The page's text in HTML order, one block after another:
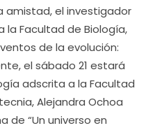
amistad, el investigador
la Facultad de Biología,
de la evolución:
el sábado 21 estará
adscrita a la Facultad
Alejandra Ochoa
de “Un universo en